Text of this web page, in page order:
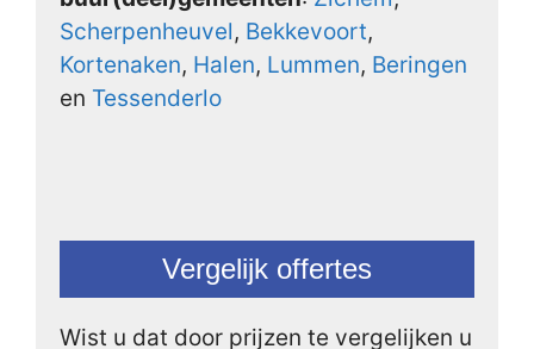
Scherpenheuvel, Bekkevoort,
Kortenaken, Halen, Lummen, Beringen
en Tessenderlo
Vergelijk offertes
Wist u dat door prijzen te vergelijken u